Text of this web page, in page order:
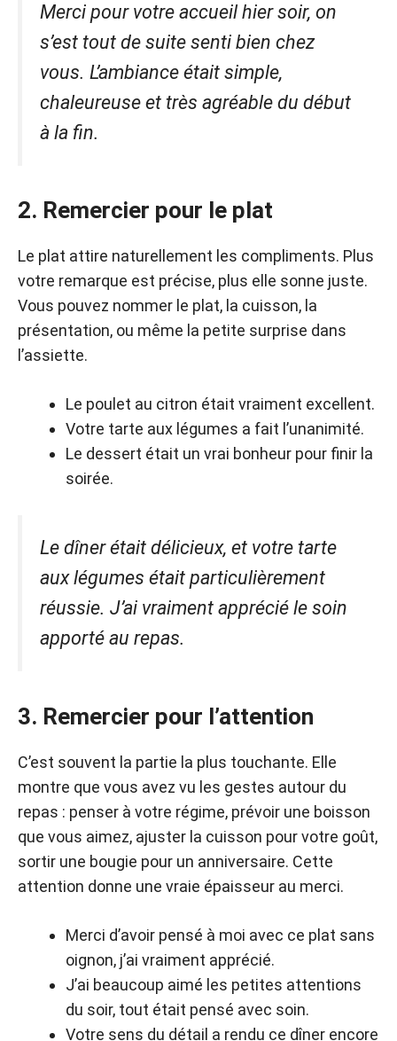
Merci pour votre accueil hier soir, on
s’est tout de suite senti bien chez
vous. L’ambiance était simple,
chaleureuse et très agréable du début
à la fin.
2. Remercier pour le plat
Le plat attire naturellement les compliments. Plus
votre remarque est précise, plus elle sonne juste.
Vous pouvez nommer le plat, la cuisson, la
présentation, ou même la petite surprise dans
l’assiette.
Le poulet au citron était vraiment excellent.
Votre tarte aux légumes a fait l’unanimité.
Le dessert était un vrai bonheur pour finir la
soirée.
Le dîner était délicieux, et votre tarte
aux légumes était particulièrement
réussie. J’ai vraiment apprécié le soin
apporté au repas.
3. Remercier pour l’attention
C’est souvent la partie la plus touchante. Elle
montre que vous avez vu les gestes autour du
repas : penser à votre régime, prévoir une boisson
que vous aimez, ajuster la cuisson pour votre goût,
sortir une bougie pour un anniversaire. Cette
attention donne une vraie épaisseur au merci.
Merci d’avoir pensé à moi avec ce plat sans
oignon, j’ai vraiment apprécié.
J’ai beaucoup aimé les petites attentions
du soir, tout était pensé avec soin.
Votre sens du détail a rendu ce dîner encore